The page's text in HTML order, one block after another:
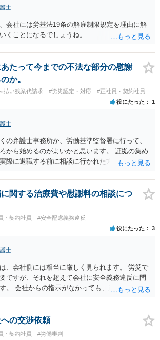
れる可能性が高いと思われます。 また、業務労
（同僚の不注意等による事故）の場合は、当該
えられます。 労災で支払われた分は、損害額か
れますが、それを超えた部分は、会社もしく
てもらうことになります。 会社等との交渉が必
良い会社でしたら、自ら話してくると思います
門的な話ですので、詳細もしくは対応を最寄り
さい。 以上、ご参考まで。
士
会社には労基法19条の解雇制限規定を理由に解
くことになるでしょうね。
たって今までの不法な部分の慰謝
か。
払い残業代請求 #労災認定・対応 #正社員・契約社員
役にたった 1
士
の弁護士事務所か、労働基準監督署に行って、
から始めるのがよいかと思います。 証拠の集め
際に退職する前に相談に行かれた方がよいかと
関する治療費や慰謝料の相談につ
・契約社員 #安全配慮義務違反
役にたった 3
士
、会社側には相当に厳しく見られます。 労災で
ですが、それを超えて会社に安全義務違反に問
。 会社からの指示がなかっても、逆に危険な作
ことが問題になった事例もあります。ですの
責されるわけではありません。責任追及の交渉
の交渉依頼
・契約社員 #労働審判